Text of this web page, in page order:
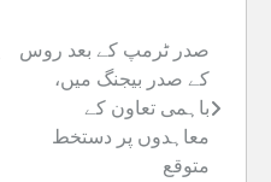
صدر ٹرمپ کے بعد روس
کے صدر بیجنگ میں،
باہمی تعاون کے
معاہدوں پر دستخط
متوقع